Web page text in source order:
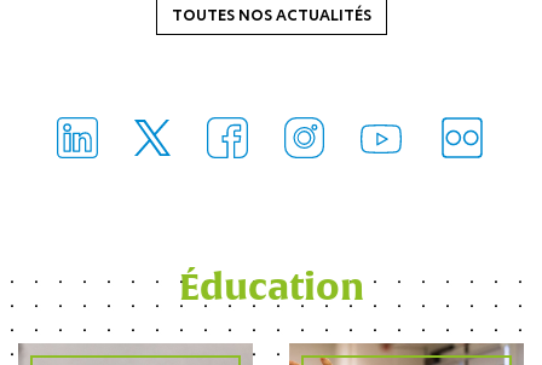
TOUTES NOS ACTUALITÉS
LinkedIn Twitter FacebookInstagramYoutube
Éducation